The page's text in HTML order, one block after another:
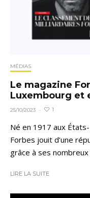
MÉDIAS
Le magazine
Luxembourg et
25/10/2023 · 1
Né en 1917 aux
Forbes jouit d’une
grâce à ses
LIRE LA SUITE